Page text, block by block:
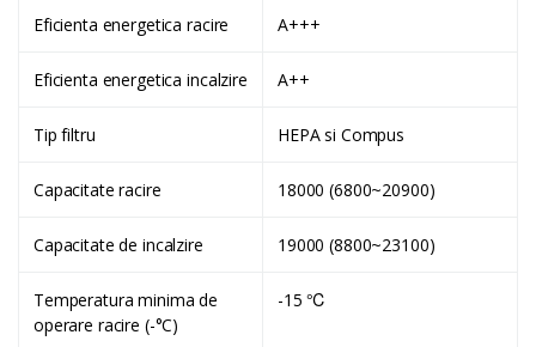
Eficienta energetica racire A+++
Eficienta energetica incalzire A++
Tip filtru HEPA si Compus
Capacitate racire 18000 (6800~20900)
Capacitate de incalzire 19000 (8800~23100)
Temperatura minima de
operare racire (-°C)
-15 ℃